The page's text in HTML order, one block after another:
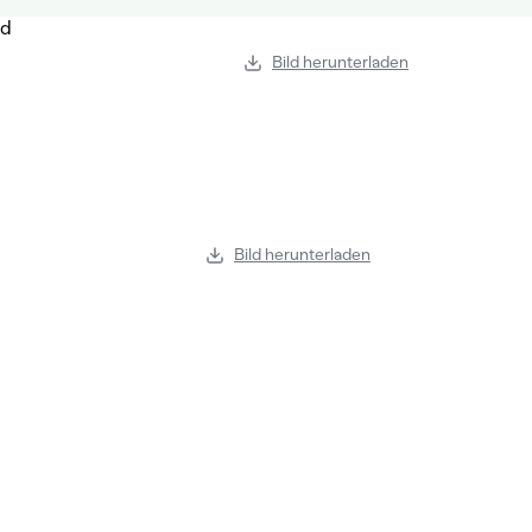
Bild herunterladen
Bild herunterladen